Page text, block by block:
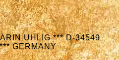
UHLIG *** D-34549
GERMANY